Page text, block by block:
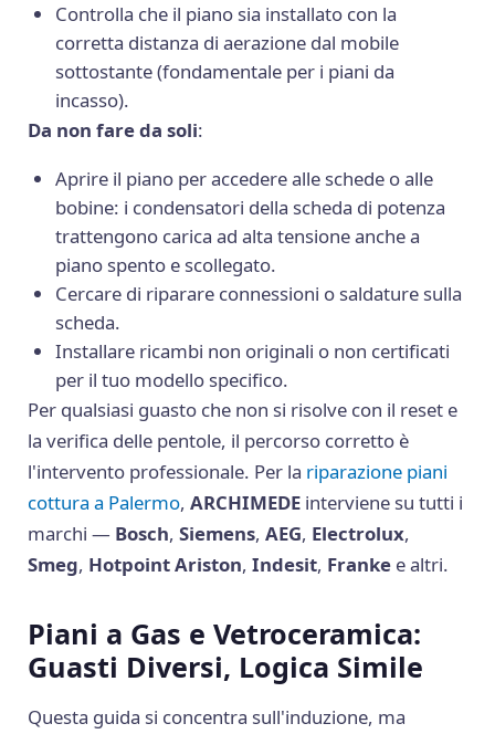
Controlla che il piano sia installato con la
corretta distanza di aerazione dal mobile
sottostante (fondamentale per i piani da
incasso).
Da non fare da soli:
Aprire il piano per accedere alle schede o alle
bobine: i condensatori della scheda di potenza
trattengono carica ad alta tensione anche a
piano spento e scollegato.
Cercare di riparare connessioni o saldature sulla
scheda.
Installare ricambi non originali o non certificati
per il tuo modello specifico.
Per qualsiasi guasto che non si risolve con il reset e
la verifica delle pentole, il percorso corretto è
l'intervento professionale. Per la riparazione piani
cottura a Palermo,ARCHIMEDE interviene su tutti i
marchi — Bosch,Siemens,AEG, Electrolux,
Smeg, Hotpoint Ariston,Indesit, Franke e altri.
Piani a Gas e Vetroceramica:
Guasti Diversi, Logica Simile
Questa guida si concentra sull'induzione, ma